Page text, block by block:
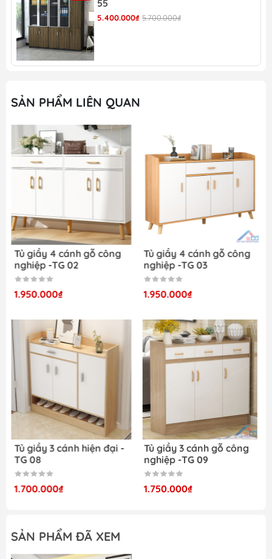
Hàng có sẵn, giao ngay trong ngày, đáp ứng
mọi nhu cầu khách hàng
Nhiều sản phẩm mới, chất lượng được cập
nhật thường xuyên
Tại đây, chúng tôi cung cấp nhiều sản phẩm
Giường gỗ
Bàn trang điểm
Tủ quần áo
Bàn ăn
Tủ giầy
55
5.400.000₫ 5.700.000₫
SẢN PHẨM LIÊN QUAN
Tủ giầy 4 cánh gỗ công
nghiệp -TG 02
1.950.000₫
Tủ giầy 4 cánh gỗ công
nghiệp -TG 03
1.950.000₫
Tủ giầy 3 cánh hiện đại -
TG 08
1.700.000₫
Tủ giầy 3 cánh gỗ công
nghiệp -TG 09
1.750.000₫
SẢN PHẨM ĐÃ XEM